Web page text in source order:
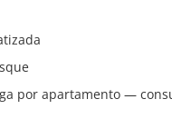
por apartamento —